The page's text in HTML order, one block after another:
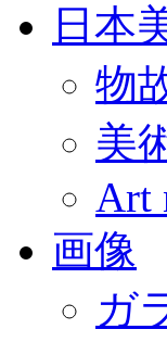
日本
物
美
Art
画像
ガ